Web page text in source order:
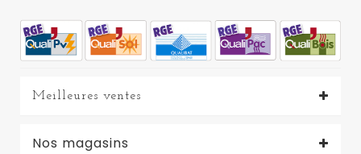
Meilleures ventes
Nos magasins